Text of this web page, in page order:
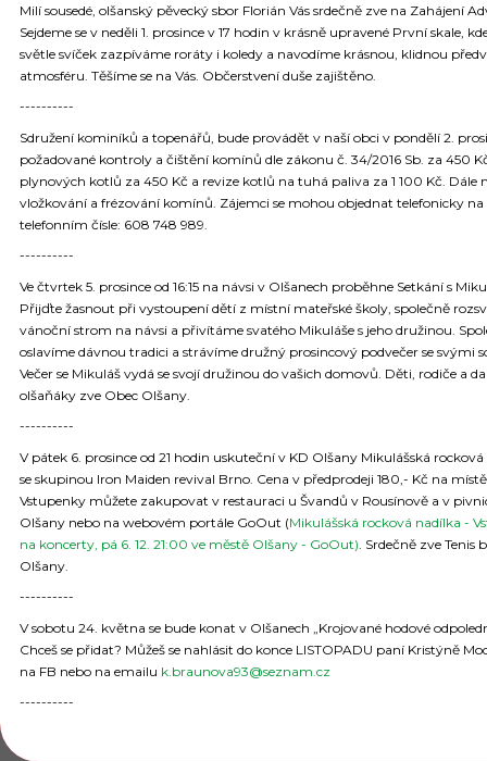
Milí sousedé, olšanský pěvecký sbor Florián Vás srdečně zve na Zahájení
Sejdeme se v neděli 1. prosince v 17 hodin v krásně upravené První skale,
světle svíček zazpíváme roráty i koledy a navodíme krásnou, klidnou
atmosféru. Těšíme se na Vás. Občerstvení duše zajištěno.
----------
Sdružení kominíků a topenářů, bude provádět v naší obci v pondělí 2.
požadované kontroly a čištění komínů dle zákonu č. 34/2016 Sb. za 450
plynových kotlů za 450 Kč a revize kotlů na tuhá paliva za 1 100 Kč. Dále
vložkování a frézování komínů. Zájemci se mohou objednat telefonicky na
telefonním čísle: 608 748 989.
----------
Ve čtvrtek 5. prosince od 16:15 na návsi v Olšanech proběhne Setkání s
Přijďte žasnout při vystoupení dětí z místní mateřské školy, společně
vánoční strom na návsi a přivítáme svatého Mikuláše s jeho družinou.
oslavíme dávnou tradici a strávíme družný prosincový podvečer se svými
Večer se Mikuláš vydá se svojí družinou do vašich domovů. Děti, rodiče a
olšaňáky zve Obec Olšany.
----------
V pátek 6. prosince od 21 hodin uskuteční v KD Olšany Mikulášská
se skupinou Iron Maiden revival Brno. Cena v předprodeji 180,- Kč na
Vstupenky můžete zakupovat v restauraci u Švandů v Rousínově a v
Olšany nebo na webovém portále GoOut (Mikulášská rocková nadílka -
na koncerty, pá 6. 12. 21:00 ve městě Olšany - GoOut) . Srdečně zve Tenis
Olšany.
----------
V sobotu 24. května se bude konat v Olšanech „Krojované hodové
Chceš se přidat? Můžeš se nahlásit do konce LISTOPADU paní Kristýně
na FB nebo na emailu k.braunova93@seznam.cz
----------